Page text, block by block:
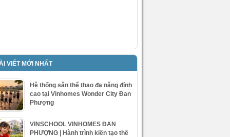
VIẾT MỚI NHẤT
Hệ thống sân thể thao đa năng đỉnh
cao tại Vinhomes Wonder City Đan
Phượng
VINSCHOOL VINHOMES ĐAN
PHƯỢNG | Hành trình kiến tạo thế